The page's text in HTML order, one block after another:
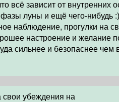
всё зависит от внутренних
луны и ещё чего-нибудь :)
наблюдение, прогулки на
настроение и желание
сильнее и безопаснее чем
убеждения на